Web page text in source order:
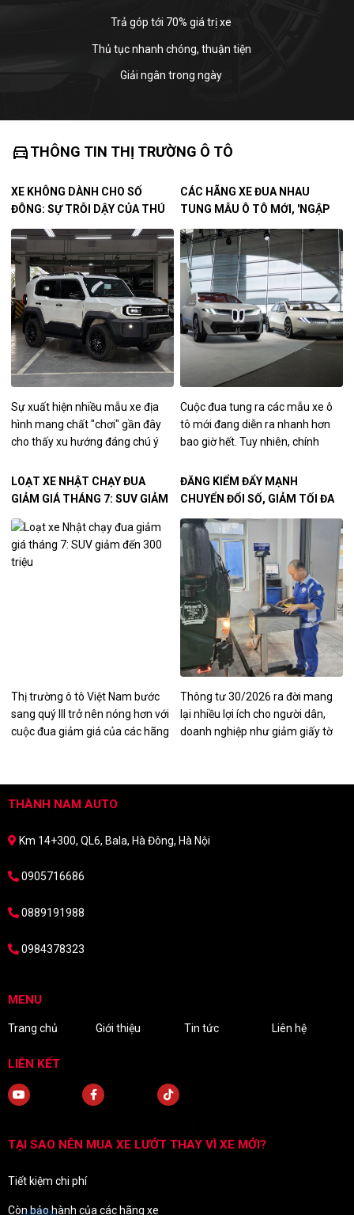
Trả góp tới 70% giá trị xe
Thủ tục nhanh chóng, thuận tiện
Giải ngân trong ngày
directions_carTHÔNG TIN THỊ TRƯỜNG Ô TÔ
XE KHÔNG DÀNH CHO SỐ
ĐÔNG: SỰ TRỖI DẬY CỦA THÚ
CHƠI SUV ĐỊA HÌNH TẠI VIỆT
NAM
Sự xuất hiện nhiều mẫu xe địa
hình mang chất "chơi" gần đây
cho thấy xu hướng đáng chú ý
sự hình thành ngày càng rõ nét
của nhóm khách hàng tìm kiếm
nghiệm và cá tính nhiều hơn là
các tiêu chí thực dụng.
CÁC HÃNG XE ĐUA NHAU
TUNG MẪU Ô TÔ MỚI, 'NGẬP
TRÀN' CÔNG NGHỆ NHƯNG
KÉM TIN CẬY
Cuộc đua tung ra các mẫu xe ô
tô mới đang diễn ra nhanh hơn
bao giờ hết. Tuy nhiên, chính
trả giá khi độ tin cậy của xe có
dấu hiệu suy giảm.
LOẠT XE NHẬT CHẠY ĐUA
GIẢM GIÁ THÁNG 7: SUV GIẢM
ĐẾN 300 TRIỆU
Thị trường ô tô Việt Nam bước
sang quý III trở nên nóng hơn với
cuộc đua giảm giá của các hãng
ĐĂNG KIỂM ĐẨY MẠNH
CHUYỂN ĐỔI SỐ, GIẢM TỐI ĐA
THỦ TỤC HÀNH CHÍNH
Thông tư 30/2026 ra đời mang
lại nhiều lợi ích cho người dân,
doanh nghiệp như giảm giấy tờ
nhận kiểm định, tem kiểm định…
THÀNH NAM AUTO
Km 14+300, QL6, Bala, Hà Đông, Hà Nội
0905716686
0889191988
0984378323
MENU
Trang chủ Giới thiệu Tin tức Liên hệ
LIÊN KẾT
TẠI SAO NÊN MUA XE LƯỚT THAY VÌ XE MỚI?
Tiết kiệm chi phí
Còn bảo hành của các hãng xe